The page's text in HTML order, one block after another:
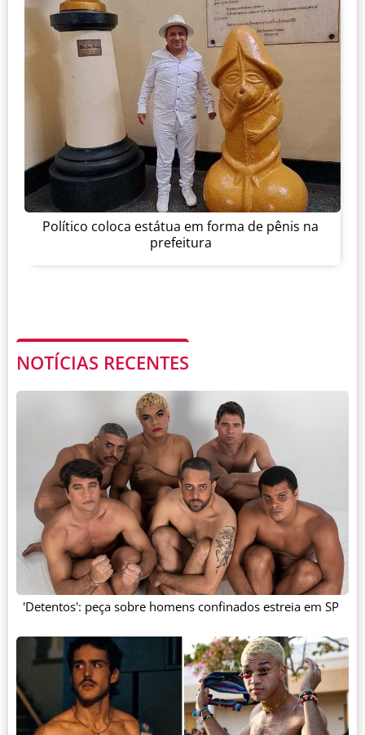
Político coloca estátua em forma de pênis na
prefeitura
NOTÍCIAS RECENTES
'Detentos': peça sobre homens confinados estreia em SP